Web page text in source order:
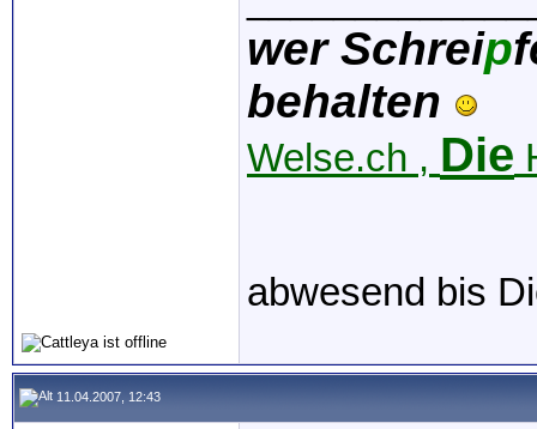
wer Schreip
behalten
Welse.ch , Die
abwesend bis
11.04.2007, 12:43